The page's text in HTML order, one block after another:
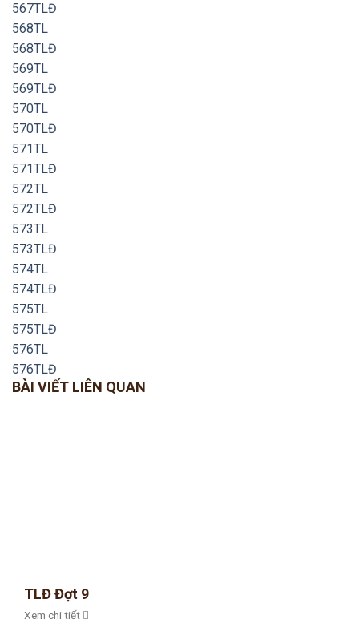
567TLĐ
568TL
568TLĐ
569TL
569TLĐ
570TL
570TLĐ
571TL
571TLĐ
572TL
572TLĐ
573TL
573TLĐ
574TL
574TLĐ
575TL
575TLĐ
576TL
576TLĐ
BÀI VIẾT LIÊN QUAN
TLĐ Đợt 9
Xem chi tiết